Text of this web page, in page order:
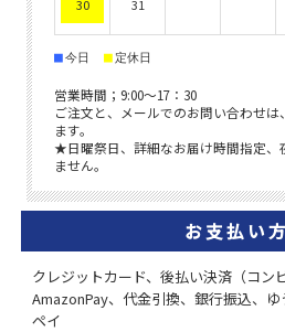
お支払い
クレジットカード、後払い決済（コン
AmazonPay、代金引換、銀行振込、
ペイ